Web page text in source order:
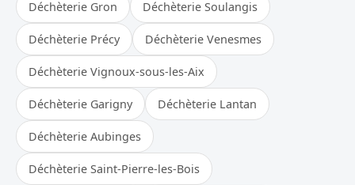
Déchèterie Gron Déchèterie Soulangis
Déchèterie Précy Déchèterie Venesmes
Déchèterie Vignoux-sous-les-Aix
Déchèterie Garigny Déchèterie Lantan
Déchèterie Aubinges
Déchèterie Saint-Pierre-les-Bois